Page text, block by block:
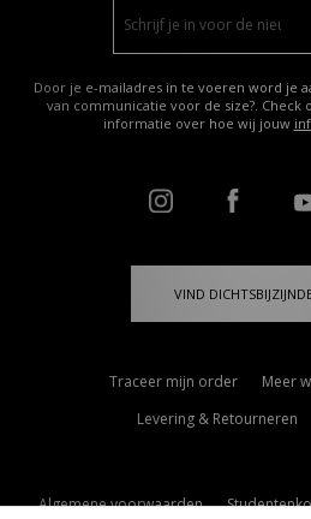
Door je e-mailadres in te voeren word je
van communicatie voor de size?.
informatie over hoe wij jouw
VIND
Traceer mijn order
Meer
Levering & Retourneren
Algemene voorwaarden